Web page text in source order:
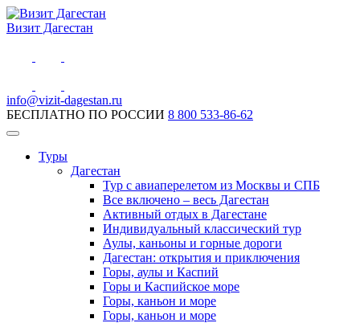
Визит Дагестан
info@vizit-dagestan.ru
БЕСПЛАТНО ПО РОССИИ 8 800 533-86-62
Туры
Дагестан
Тур с авиаперелетом из Москвы и СПБ
Все включено – весь Дагестан
Активный отдых в Дагестане
Индивидуальный классический тур
Аулы, каньоны и горные дороги
Дагестан: открытия и приключения
Горы, аулы и Каспий
Горы и Каспийское море
Горы, каньон и море
Горы, каньон и море